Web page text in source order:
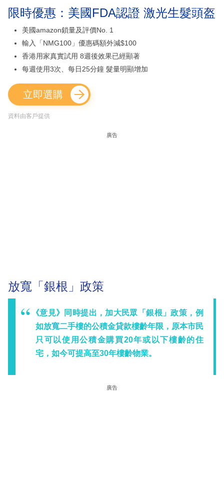
限時優惠：美國FDA認證 激光生髮頭盔
美國amazon鎖量及評價No. 1
輸入「NMG100」優惠碼額外減$100
香港用家真實試用 8週後效果已經顯著
每週使用3次、每日25分鐘 髮量明顯增加
立即選購
資料由客戶提供
廣告
放寬「銀根」政策
《意見》同時提出，加大民眾「銀根」政策，例
如放寬二手樓的公積金貸款樓齡年限，原本市民
只可以使用公積金購買20年或以下樓齡的住
宅，如今可提高至30年樓齡物業。
廣告